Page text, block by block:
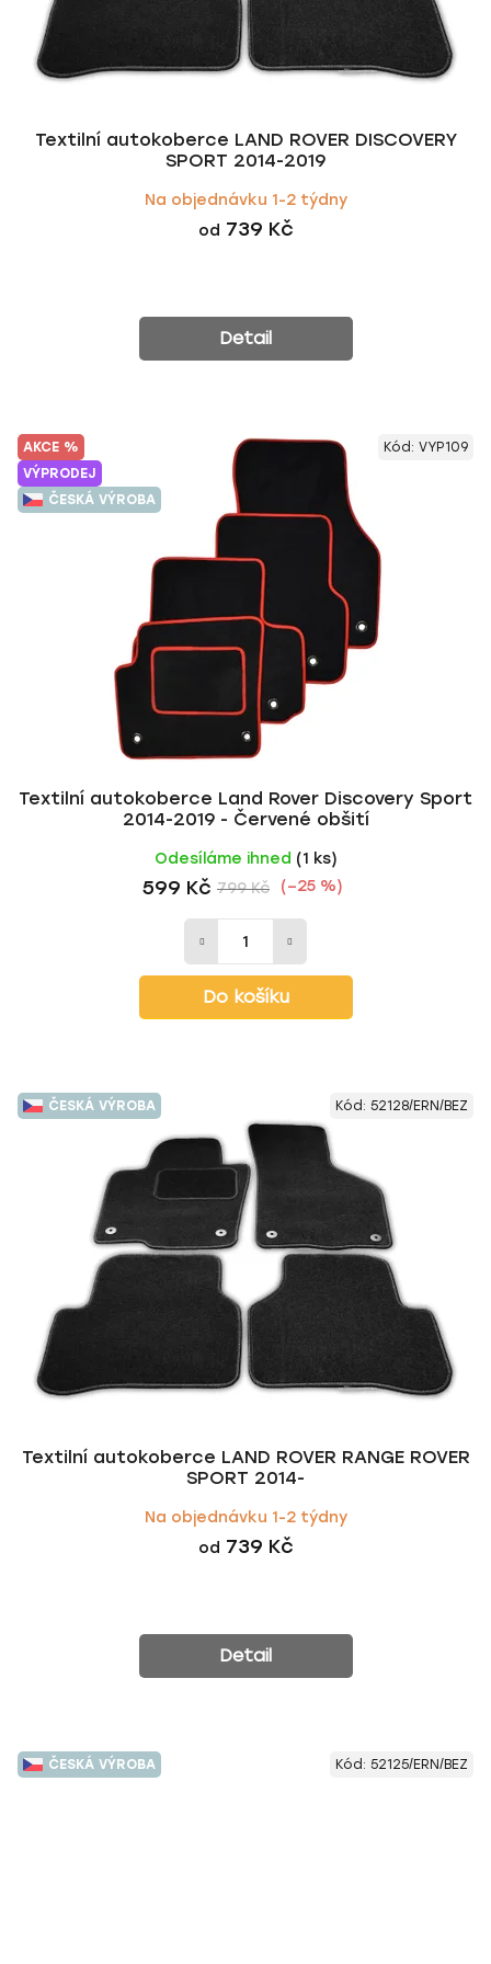
Textilní autokoberce LAND ROVER DISCOVERY
SPORT 2014-2019
Na objednávku 1-2 týdny
od 739 Kč
Detail
AKCE %
VÝPRODEJ
ČESKÁ VÝROBA
Textilní autokoberce Land Rover Discovery Sport
2014-2019 - Červené obšití
Odesíláme ihned (1 ks)
599 Kč 799 Kč (–25 %)
Do košíku
Kód: VYP109
ČESKÁ VÝROBA
Textilní autokoberce LAND ROVER RANGE ROVER
SPORT 2014-
Na objednávku 1-2 týdny
od 739 Kč
Detail
Kód: 52128/ERN/BEZ
ČESKÁ VÝROBA Kód: 52125/ERN/BEZ